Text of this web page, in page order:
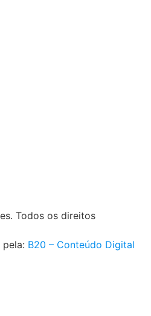
Todos os direitos
B20 – Conteúdo Digital